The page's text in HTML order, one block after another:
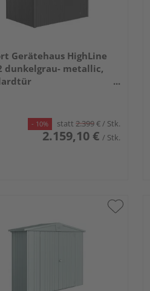
Gerätehaus HighLine
dunkelgrau- metallic,
- 10% statt 2.399€/ Stk.
2.159,10 € / Stk.